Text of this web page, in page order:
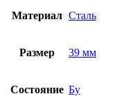
Материал Сталь
Размер 39 мм
Состояние Бу